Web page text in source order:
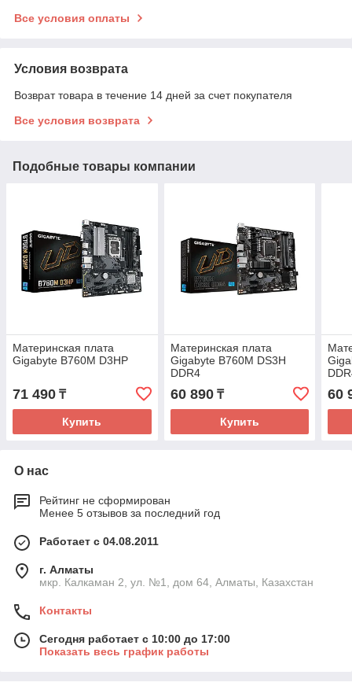
Все условия оплаты
Условия возврата
Возврат товара в течение 14 дней за счет покупателя
Все условия возврата
Подобные товары компании
Материнская плата
Gigabyte B760M D3HP
71 490 ₸
Купить
Материнская плата
Gigabyte B760M DS3H
DDR4
60 890₸
Купить
60
О нас
Рейтинг не сформирован
Менее 5 отзывов за последний год
Работает с 04.08.2011
г. Алматы
мкр. Калкаман 2, ул. №1, дом 64, Алматы, Казахстан
Контакты
Сегодня работает с 10:00 до 17:00
Показать весь график работы